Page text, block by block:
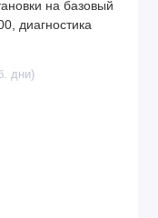
на базовый
диагностика
дни)